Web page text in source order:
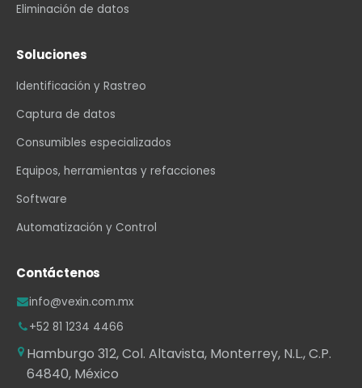
Eliminación de datos
Soluciones
Identificación y Rastreo
Captura de datos
Consumibles especializados
Equipos, herramientas y refacciones
Software
Automatización y Control
Contáctenos
info@vexin.com.mx
+52 81 1234 4466
Hamburgo 312, Col. Altavista, Monterrey, N.L., C.P.
64840, México